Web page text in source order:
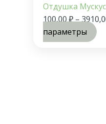
Отдушка
100,00₽–
параметры